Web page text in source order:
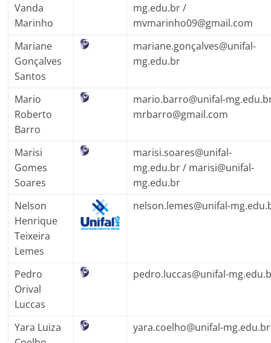
Vanda
Marinho
mg.edu.br/
mvmarinho09@gmail.com
Mariane
Gonçalves
Santos
mariane.gonçalves@unifal-
mg.edu.br
Mario
Roberto
Barro
mario.barro@unifal-
mrbarro@gmail.com
Marisi
Gomes
Soares
marisi.soares@unifal-
mg.edu.br/ marisi@unifal-
mg.edu.br
Nelson
Henrique
Teixeira
Lemes
nelson.lemes@unifal-
Pedro
Orival
Luccas
pedro.luccas@unifal-
Yara Luiza
yara.coelho@unifal-mg.edu.br